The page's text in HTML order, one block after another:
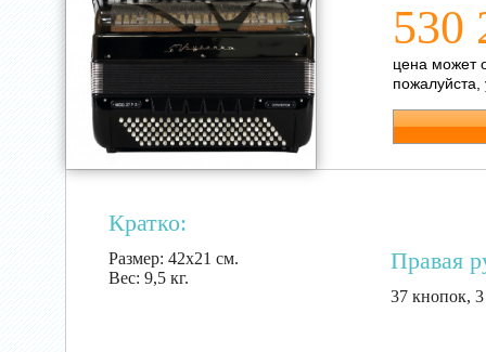
530
цена может
пожалуйста,
Кратко:
Размер: 42х21 см.
Вес: 9,5 кг.
Правая
37 кнопок, 3